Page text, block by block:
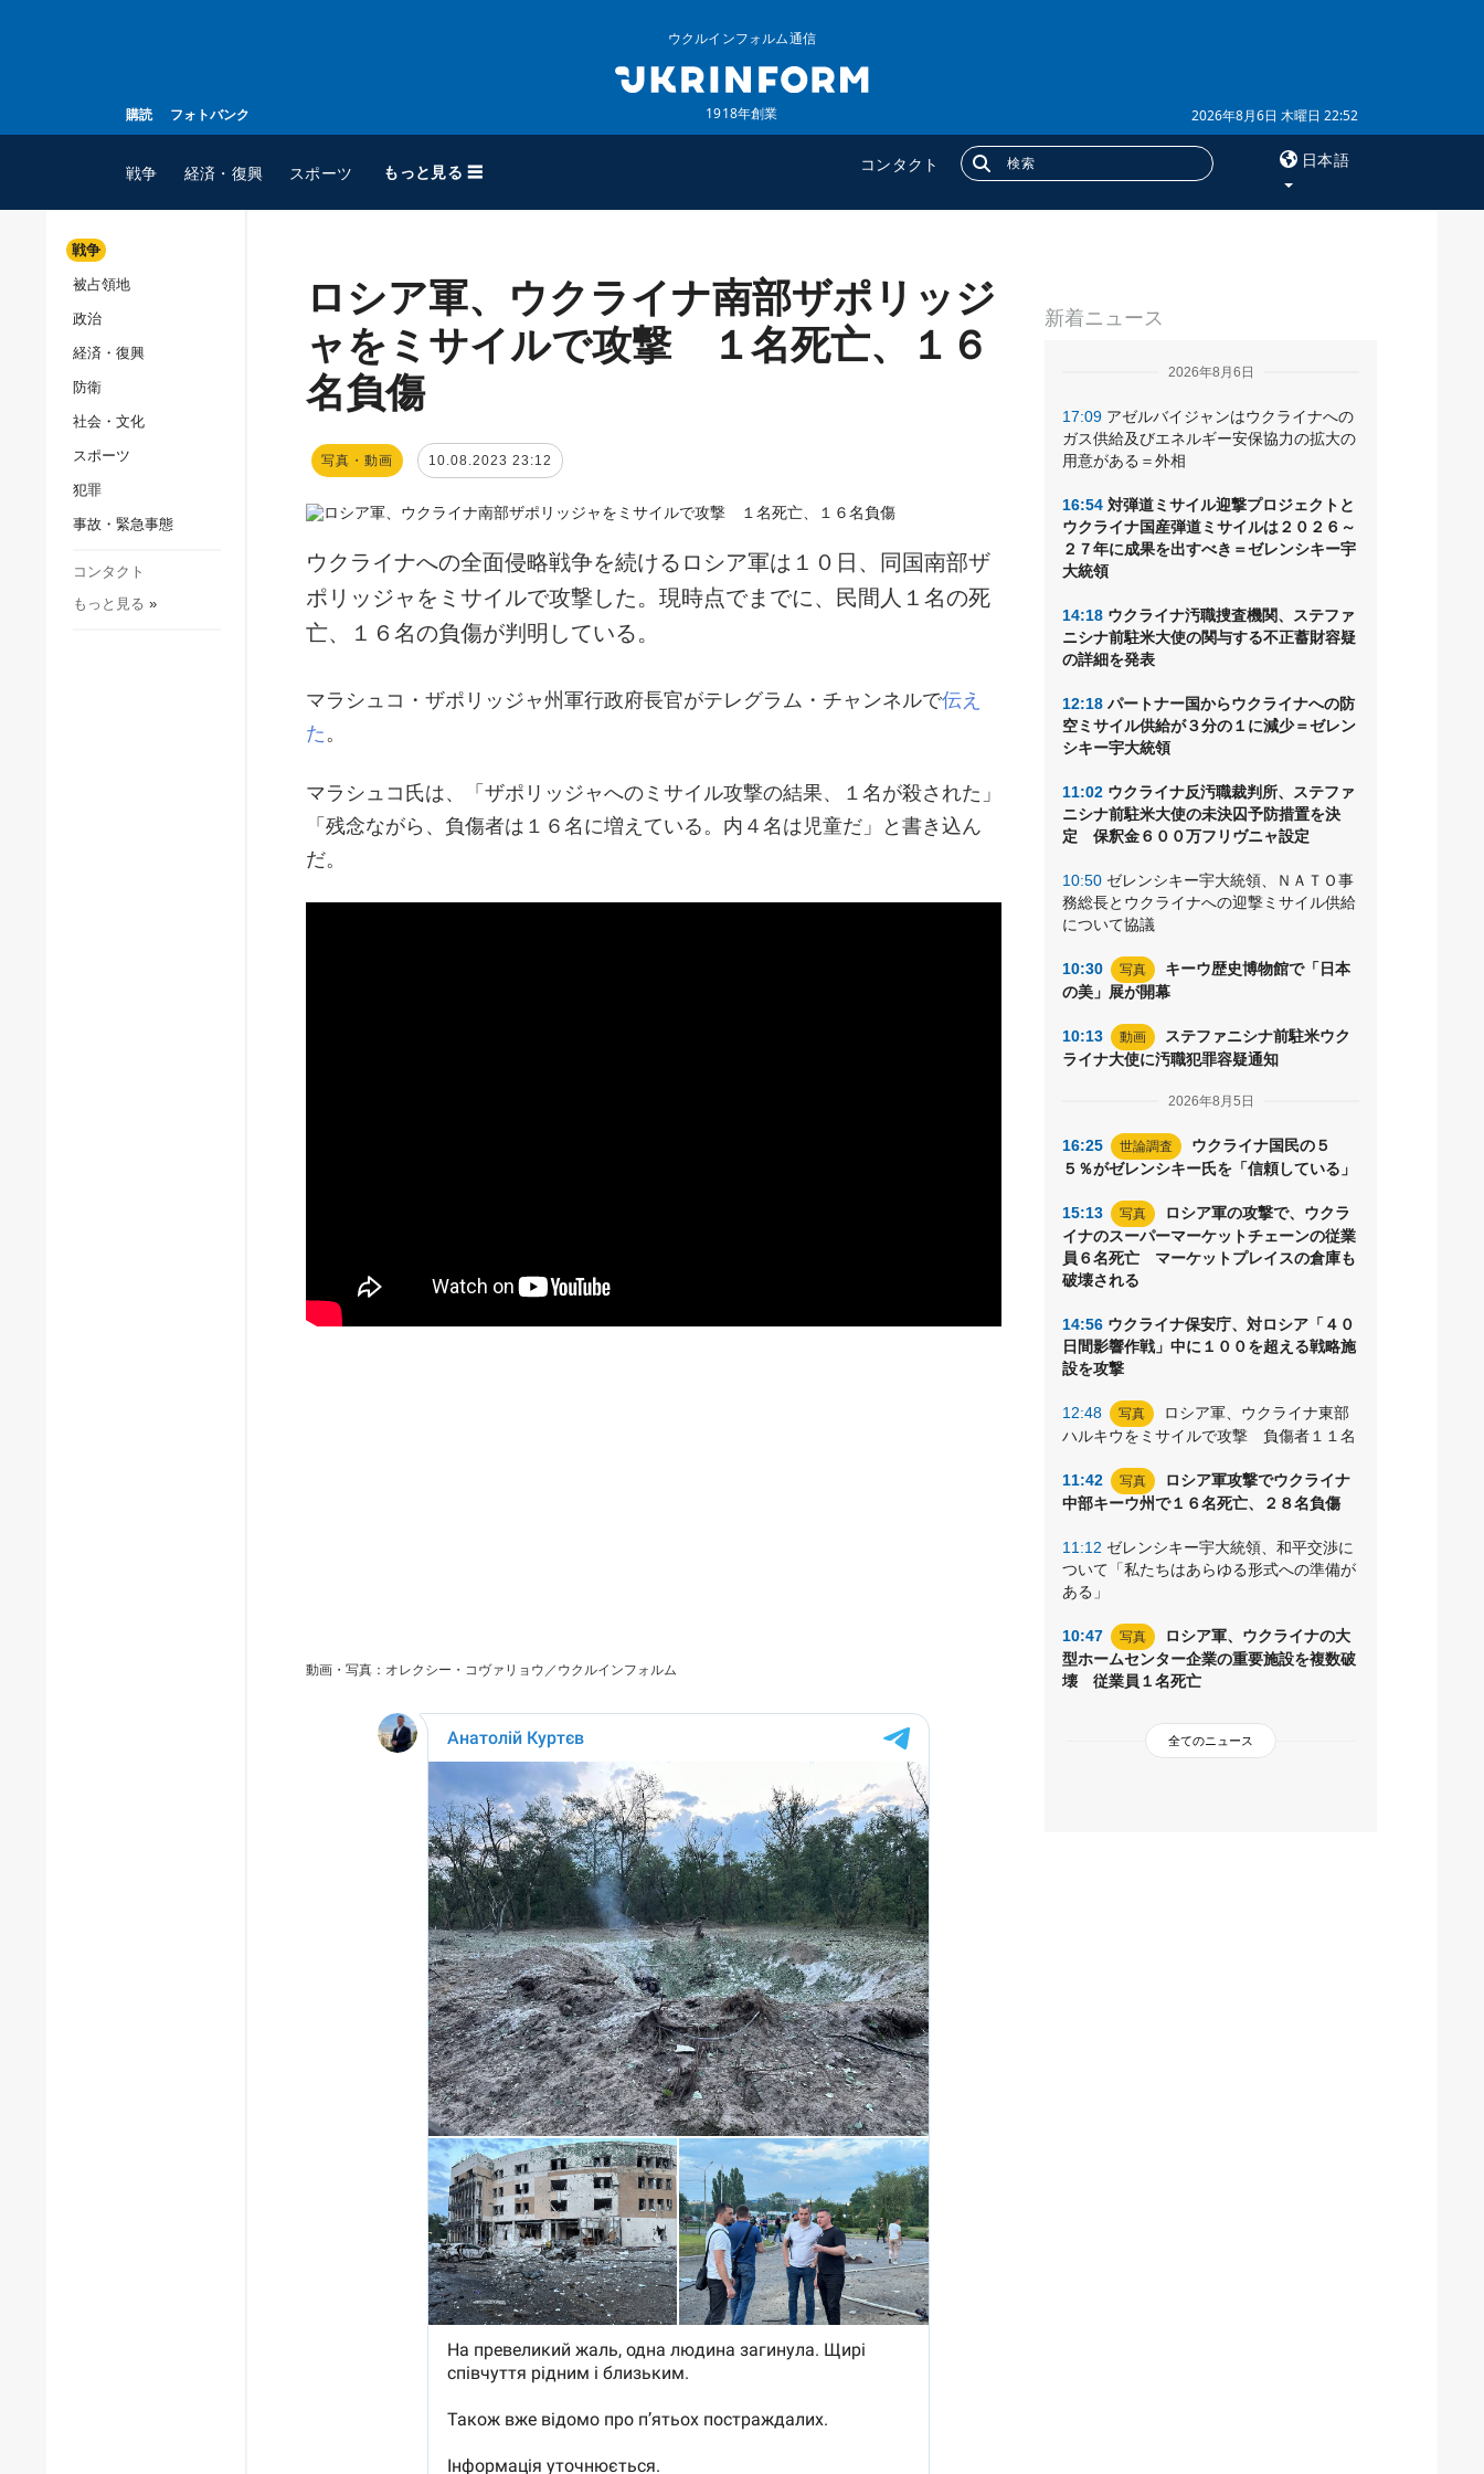
購読 フォトバンク
ウクルインフォルム通信
1918年創業 2026年8月6日 木曜日 22:52
戦争 経済・復興 スポーツ もっと見る ☰ コンタクト 日本語
スポーツ
ウクルインフォルム
ウクルインフォルムについ
て
追加
特集
インタビュー
購読
戦争
被占領地
政治
経済・復興
防衛
社会・文化
スポーツ
犯罪
事故・緊急事態
コンタクト
もっと見る »
新着ニュース
2026年8月6日
17:09 アゼルバイジャンはウクライナへの
ガス供給及びエネルギー安保協力の拡大の
用意がある＝外相
16:54 対弾道ミサイル迎撃プロジェクトと
ウクライナ国産弾道ミサイルは２０２６～
２７年に成果を出すべき＝ゼレンシキー宇
大統領
14:18 ウクライナ汚職捜査機関、ステファ
ニシナ前駐米大使の関与する不正蓄財容疑
の詳細を発表
12:18 パートナー国からウクライナへの防
空ミサイル供給が３分の１に減少＝ゼレン
シキー宇大統領
11:02 ウクライナ反汚職裁判所、ステファ
ニシナ前駐米大使の未決囚予防措置を決
定 保釈金６００万フリヴニャ設定
10:50 ゼレンシキー宇大統領、ＮＡＴＯ事
務総長とウクライナへの迎撃ミサイル供給
について協議
10:30 写真
キーウ歴史博物館で「日本
の美」展が開幕
10:13 動画
ステファニシナ前駐米ウク
ライナ大使に汚職犯罪容疑通知
2026年8月5日
16:25 世論調査
ウクライナ国民の５
５％がゼレンシキー氏を「信頼している」
15:13 写真
ロシア軍の攻撃で、ウクラ
イナのスーパーマーケットチェーンの従業
員６名死亡 マーケットプレイスの倉庫も
破壊される
14:56 ウクライナ保安庁、対ロシア「４０
日間影響作戦」中に１００を超える戦略施
設を攻撃
12:48 写真
ロシア軍、ウクライナ東部
ハルキウをミサイルで攻撃 負傷者１１名
11:42 写真
ロシア軍攻撃でウクライナ
中部キーウ州で１６名死亡、２８名負傷
11:12 ゼレンシキー宇大統領、和平交渉に
ついて「私たちはあらゆる形式への準備が
ある」
10:47 写真
ロシア軍、ウクライナの大
型ホームセンター企業の重要施設を複数破
壊 従業員１名死亡
全てのニュース
ロシア軍、ウクライナ南部ザポリッジ
ャをミサイルで攻撃 １名死亡、１６
名負傷
写真・動画 10.08.2023 23:12
ウクライナへの全面侵略戦争を続けるロシア軍は１０日、同国南部ザ
ポリッジャをミサイルで攻撃した。現時点でまでに、民間人１名の死
亡、１６名の負傷が判明している。
マラシュコ・ザポリッジャ州軍行政府長官がテレグラム・チャンネルで伝え
た 。
マラシュコ氏は、「ザポリッジャへのミサイル攻撃の結果、１名が殺された」
「残念ながら、負傷者は１６名に増えている。内４名は児童だ」と書き込ん
だ。
動画・写真：オレクシー・コヴァリョウ／ウクルインフォルム